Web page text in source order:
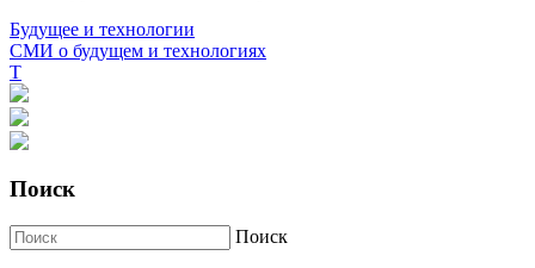
Будущее и технологии
СМИ о будущем и технологиях
Т
Поиск
Поиск